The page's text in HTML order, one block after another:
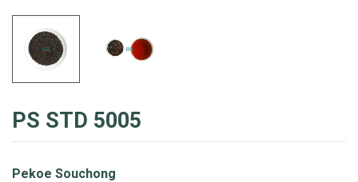
PS STD 5005
Pekoe Souchong